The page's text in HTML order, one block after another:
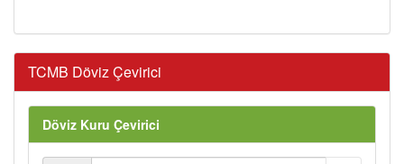
TCMB Döviz Çevirici
Döviz Kuru Çevirici